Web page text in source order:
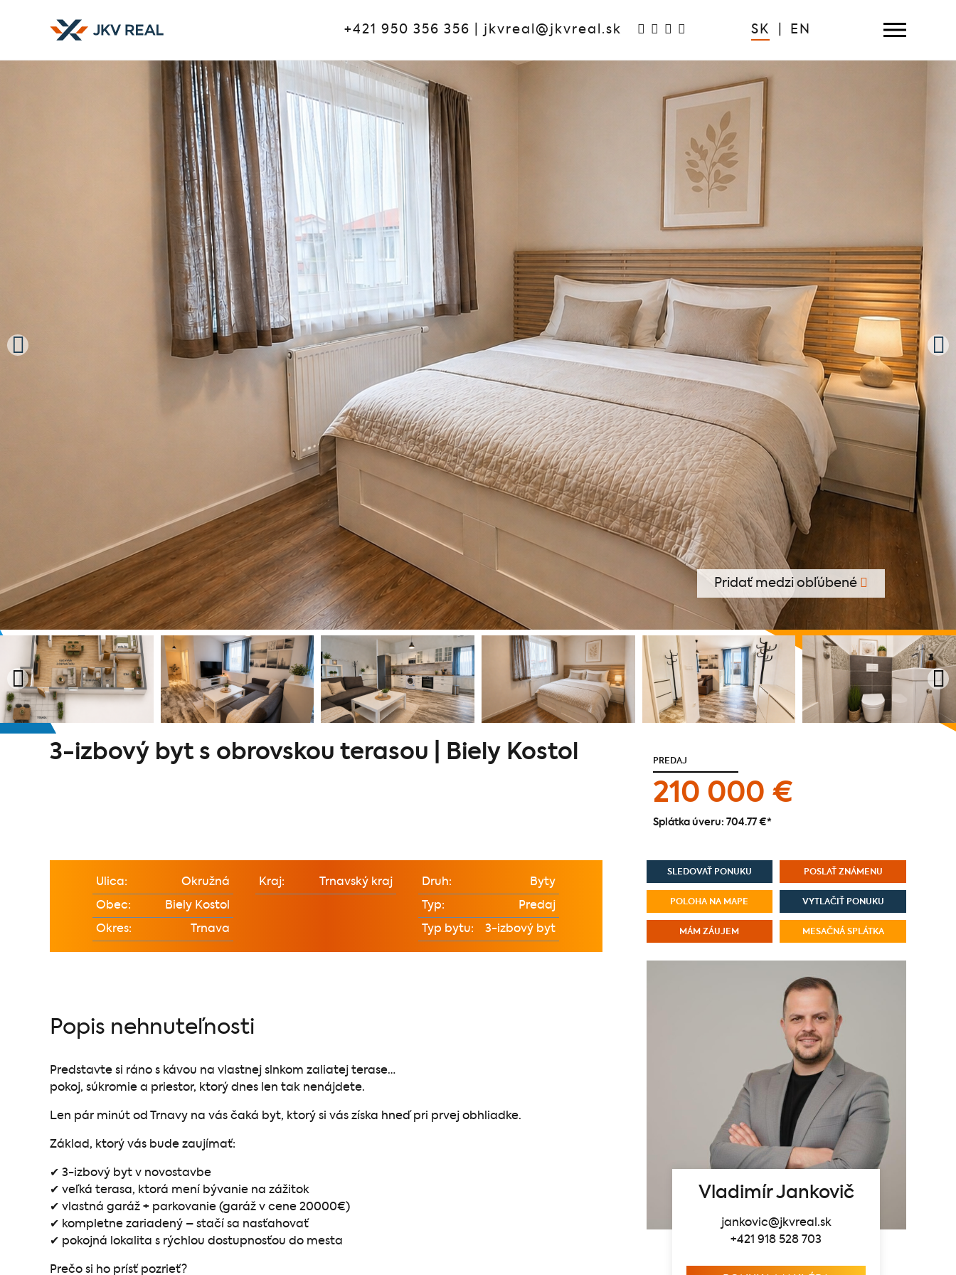
+421 950 356 356 jkvreal@jkvreal.sk SK EN
Pridať medzi obľúbené
3-izbový byt s obrovskou terasou | Biely Kostol PREDAJ
210 000 €
Splátka úveru: 704.77 €*
Ulica: Okružná
Obec: Biely Kostol
Okres: Trnava
Kraj: Trnavský kraj Druh: Byty
Typ: Predaj
Typ bytu: 3-izbový byt
Popis nehnuteľnosti
Predstavte si ráno s kávou na vlastnej slnkom zaliatej terase…
pokoj, súkromie a priestor, ktorý dnes len tak nenájdete.
Len pár minút od Trnavy na vás čaká byt, ktorý si vás získa hneď pri prvej obhliadke.
Základ, ktorý vás bude zaujímať:
✔ 3-izbový byt v novostavbe
✔ veľká terasa, ktorá mení bývanie na zážitok
✔ vlastná garáž + parkovanie (garáž v cene 20000€)
✔ kompletne zariadený – stačí sa nasťahovať
✔ pokojná lokalita s rýchlou dostupnosťou do mesta
Prečo si ho prísť pozrieť?
SLEDOVAŤ PONUKU POSLAŤ ZNÁMENU
POLOHA NA MAPE VYTLAČIŤ PONUKU
MÁM ZÁUJEM MESAČNÁ SPLÁTKA
Vladimír Jankovič
jankovic@jkvreal.sk
+421 918 528 703